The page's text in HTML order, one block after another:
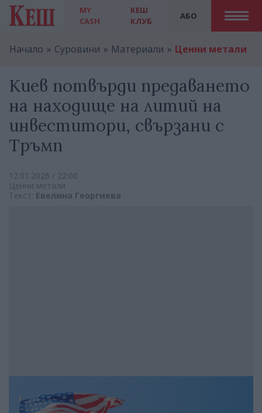
MY
CASH
АБО
КЕШ
КЛУБ
Начало Суровини Материали Ценни метали
Киев потвърди предаването
на находище на литий на
инвеститори, свързани с
Тръмп
12.01.2026 / 22:00
Ценни метали
Текст: Евелина Георгиева